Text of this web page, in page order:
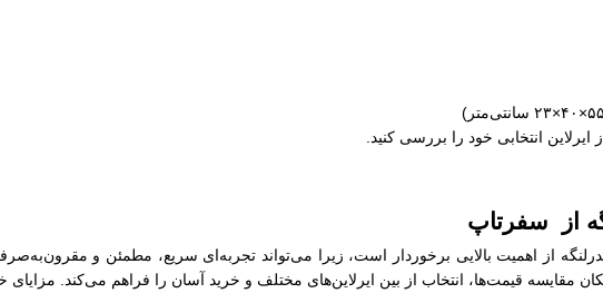
انتخابی خود را بررسی کنید.
از سفرتاپ
از اهمیت بالایی برخوردار است، زیرا می‌تواند تجربه‌ای سریع، مطمئن و
مقایسه قیمت‌ها، انتخاب از بین ایرلاین‌های مختلف و خرید آسان را فراهم می‌کند. مزایای